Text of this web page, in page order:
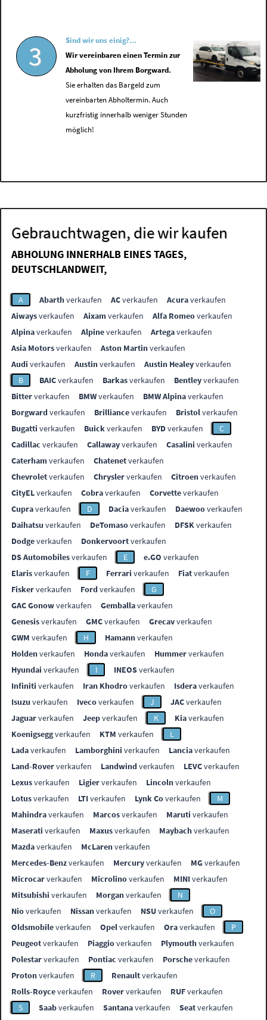
3
Sind wir uns einig?...
Wir vereinbaren einen Termin zur
Abholung von Ihrem Borgward.
Sie erhalten das Bargeld zum
vereinbarten Abholtermin. Auch
kurzfristig innerhalb weniger Stunden
möglich!
Gebrauchtwagen, die wir kaufen
ABHOLUNG INNERHALB EINES TAGES,
DEUTSCHLANDWEIT,
A Abarthverkaufen ACverkaufen Acuraverkaufen
Aiwaysverkaufen Aixamverkaufen Alfa Romeoverkaufen
Alpinaverkaufen Alpineverkaufen Artegaverkaufen
Asia Motorsverkaufen Aston Martinverkaufen
Audi verkaufen Austinverkaufen Austin Healeyverkaufen
B
BAICverkaufen Barkasverkaufen Bentleyverkaufen
Bitterverkaufen BMWverkaufen BMW Alpinaverkaufen
Borgwardverkaufen Brillianceverkaufen Bristolverkaufen
Bugatti verkaufen Buickverkaufen BYDverkaufen
C
Cadillac verkaufen Callawayverkaufen Casalini verkaufen
Caterhamverkaufen Chatenetverkaufen
Chevroletverkaufen Chryslerverkaufen Citroenverkaufen
CityELverkaufen Cobraverkaufen Corvetteverkaufen
Cupraverkaufen D Daciaverkaufen Daewooverkaufen
Daihatsu verkaufen DeTomasoverkaufen DFSKverkaufen
Dodgeverkaufen Donkervoortverkaufen
DS Automobilesverkaufen E e.GO verkaufen
Elarisverkaufen F Ferrari verkaufen Fiatverkaufen
Fiskerverkaufen Fordverkaufen
G
GAC Gonowverkaufen Gemballaverkaufen
Genesisverkaufen GMCverkaufen Grecavverkaufen
GWM verkaufen H Hamannverkaufen
Holdenverkaufen Hondaverkaufen Hummerverkaufen
Hyundai verkaufen I INEOSverkaufen
Infiniti verkaufen Iran Khodroverkaufen Isderaverkaufen
Isuzu verkaufen Ivecoverkaufen J JACverkaufen
Jaguarverkaufen Jeepverkaufen K Kiaverkaufen
Koenigseggverkaufen KTM verkaufen
L
Ladaverkaufen Lamborghini verkaufen Lanciaverkaufen
Land-Roververkaufen Landwindverkaufen LEVCverkaufen
Lexusverkaufen Ligierverkaufen Lincolnverkaufen
Lotusverkaufen LTIverkaufen Lynk Coverkaufen
M
Mahindraverkaufen Marcosverkaufen Maruti verkaufen
Maserati verkaufen Maxusverkaufen Maybachverkaufen
Mazdaverkaufen McLarenverkaufen
Mercedes-Benzverkaufen Mercuryverkaufen MGverkaufen
Microcarverkaufen Microlinoverkaufen MINIverkaufen
Mitsubishi verkaufen Morganverkaufen
N
Nioverkaufen Nissanverkaufen NSUverkaufen
O
Oldsmobileverkaufen Opelverkaufen Oraverkaufen
P
Peugeotverkaufen Piaggioverkaufen Plymouthverkaufen
Polestarverkaufen Pontiac verkaufen Porscheverkaufen
Protonverkaufen R Renaultverkaufen
Rolls-Royceverkaufen Roververkaufen RUFverkaufen
S
Saabverkaufen Santanaverkaufen Seatverkaufen